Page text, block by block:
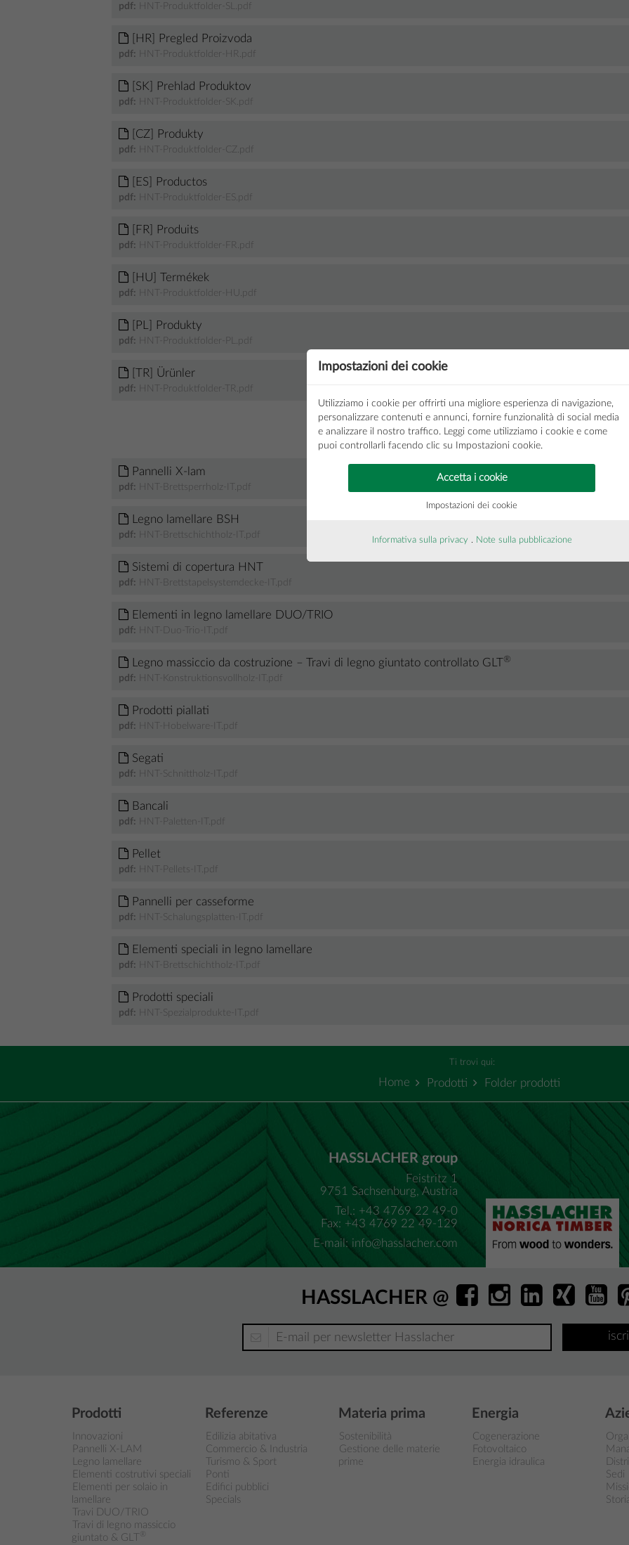
pdf: HNT-Produktfolder-SL.pdf
[HR] Pregled Proizvoda
pdf: HNT-Produktfolder-HR.pdf
[SK] Prehlad Produktov
pdf: HNT-Produktfolder-SK.pdf
[CZ] Produkty
pdf: HNT-Produktfolder-CZ.pdf
[ES] Productos
pdf: HNT-Produktfolder-ES.pdf
[FR] Produits
pdf: HNT-Produktfolder-FR.pdf
[HU] Termékek
pdf: HNT-Produktfolder-HU.pdf
[PL] Produkty
pdf: HNT-Produktfolder-PL.pdf
[TR] Ürünler
pdf: HNT-Produktfolder-TR.pdf
Folder prodotti
Pannelli X-lam
pdf: HNT-Brettsperrholz-IT.pdf
Legno lamellare BSH
pdf: HNT-Brettschichtholz-IT.pdf
Sistemi di copertura HNT
pdf: HNT-Brettstapelsystemdecke-IT.pdf
Elementi in legno lamellare DUO/TRIO
pdf: HNT-Duo-Trio-IT.pdf
Legno massiccio da costruzione – Travi di legno giuntato controllato GLT®
pdf: HNT-Konstruktionsvollholz-IT.pdf
Prodotti piallati
pdf: HNT-Hobelware-IT.pdf
Segati
pdf: HNT-Schnittholz-IT.pdf
Bancali
pdf: HNT-Paletten-IT.pdf
Pellet
pdf: HNT-Pellets-IT.pdf
Pannelli per casseforme
pdf: HNT-Schalungsplatten-IT.pdf
Elementi speciali in legno lamellare
pdf: HNT-Brettschichtholz-IT.pdf
Prodotti speciali
pdf: HNT-Spezialprodukte-IT.pdf
Ti trovi qui:
Home Prodotti Folder prodotti
HASSLACHER group
Feistritz 1
9751 Sachsenburg, Austria
Tel.: +43 4769 22 49-0
Fax: +43 4769 22 49-129
E-mail: info@hasslacher.com
HASSLACHER @
Prodotti
Innovazioni
Pannelli X-LAM
Legno lamellare
Elementi costrutivi speciali
Elementi per solaio in
lamellare
Travi DUO/TRIO
Travi di legno massiccio
giuntato & GLT
®
Referenze
Edilizia abitativa
Commercio & Industria
Turismo & Sport
Ponti
Edifici pubblici
Specials
Materia prima
Sostenibilità
Gestione delle materie
prime
Energia
Cogenerazione
Fotovoltaico
Energia idraulica
Sedi
Impostazioni dei cookie
Utilizziamo i cookie per offrirti una migliore esperienza di navigazione,
personalizzare contenuti e annunci, fornire funzionalità di social media
e analizzare il nostro traffico. Leggi come utilizziamo i cookie e come
puoi controllarli facendo clic su Impostazioni cookie.
Impostazioni dei cookie
Accetta i cookie
Informativa sulla privacy . Note sulla pubblicazione